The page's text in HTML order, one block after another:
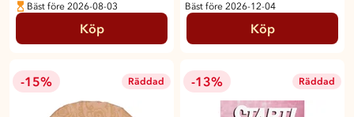
Bäst före 2026-08-03
Köp
Bäst före 2026-12-04
Köp
-15% Räddad -13% Räddad